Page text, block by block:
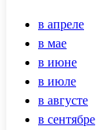
в апреле
в мае
в июне
в июле
в августе
в сентябре